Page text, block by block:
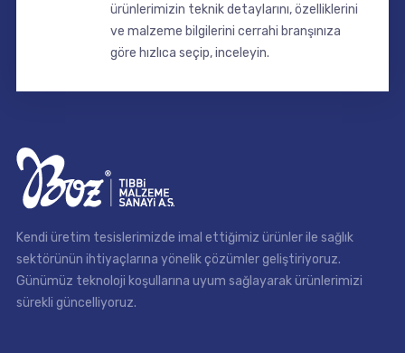
ürünlerimizin teknik detaylarını, özelliklerini
ve malzeme bilgilerini cerrahi branşınıza
göre hızlıca seçip, inceleyin.
Kendi üretim tesislerimizde imal ettiğimiz ürünler ile sağlık
sektörünün ihtiyaçlarına yönelik çözümler geliştiriyoruz.
Günümüz teknoloji koşullarına uyum sağlayarak ürünlerimizi
sürekli güncelliyoruz.